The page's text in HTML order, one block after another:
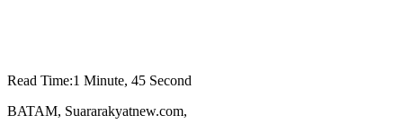
Read Time:1 Minute, 45 Second
BATAM, Suararakyatnew.com,